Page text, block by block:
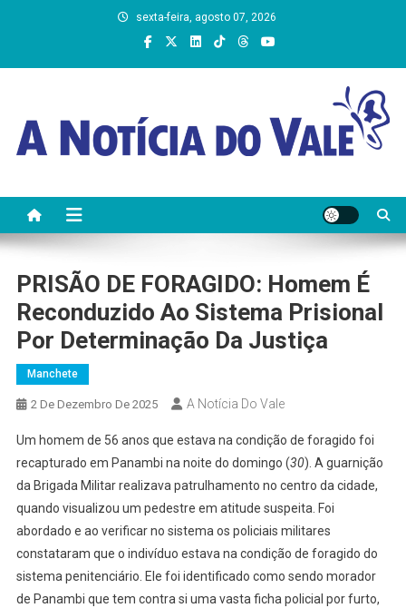
sexta-feira, agosto 07, 2026
PRISÃO DE FORAGIDO: Homem É
Reconduzido Ao Sistema Prisional
Por Determinação Da Justiça
Manchete
2 De Dezembro De 2025 A Notícia Do Vale
Um homem de 56 anos que estava na condição de foragido foi
recapturado em Panambi na noite do domingo (30). A guarnição
da Brigada Militar realizava patrulhamento no centro da cidade,
quando visualizou um pedestre em atitude suspeita. Foi
abordado e ao verificar no sistema os policiais militares
constataram que o indivíduo estava na condição de foragido do
sistema penitenciário. Ele foi identificado como sendo morador
de Panambi que tem contra si uma vasta ficha policial por furto,